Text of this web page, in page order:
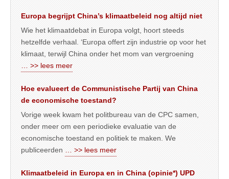
Europa begrijpt China’s klimaatbeleid nog altijd niet
Wie het klimaatdebat in Europa volgt, hoort steeds
hetzelfde verhaal. ‘Europa offert zijn industrie op voor het
klimaat, terwijl China onder het mom van vergroening
… >> lees meer
Hoe evalueert de Communistische Partij van China
de economische toestand?
Vorige week kwam het politbureau van de CPC samen,
onder meer om een periodieke evaluatie van de
economische toestand en politiek te maken. We
publiceerden … >> lees meer
Klimaatbeleid in Europa en in China (opinie*) UPD